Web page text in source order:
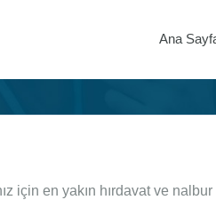
Ana
için en yakın hırdavat ve